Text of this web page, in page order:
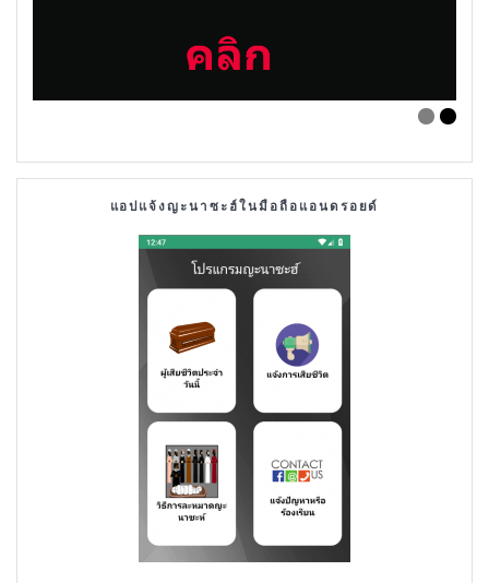
แอปแจ้งญะนาซะฮ์ในมือถือแอนดรอยด์